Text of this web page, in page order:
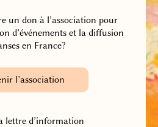
un don à l’association pour
d’événements et la diffusion
en France?
l’association
lettre d’information